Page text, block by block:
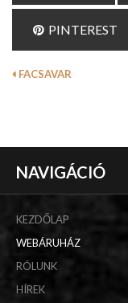
PINTEREST
FACSAVAR
NAVIGÁCIÓ
KEZDŐLAP
WEBÁRUHÁZ
RÓLUNK
HÍREK